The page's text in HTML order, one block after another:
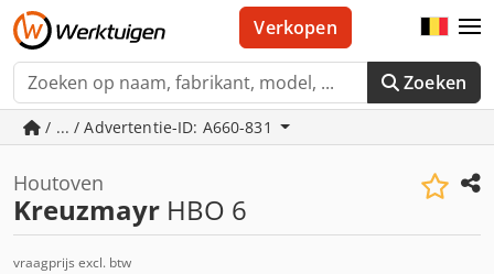
Zoeken
Verkopen
/ ... / Advertentie-ID: A660-831
Houtoven
Kreuzmayr HBO 6
vraagprijs excl. btw